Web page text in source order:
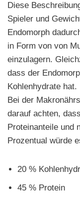
Diese
Spieler und
Endomorph
in Form von von
einzulagern.
dass der
Kohlenhydrate hat.
Bei der
darauf achten,
Proteinanteile und
Prozentual würde
20 %
45 % Protein